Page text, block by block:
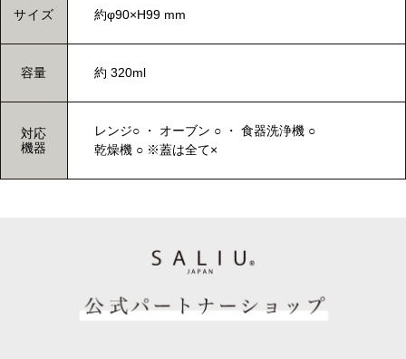
サイズ 約φ90×H99 mm
容量 約 320ml
対応
機器
レンジ○ ・ オーブン ○ ・ 食器洗浄機 ○
乾燥機 ○ ※蓋は全て×